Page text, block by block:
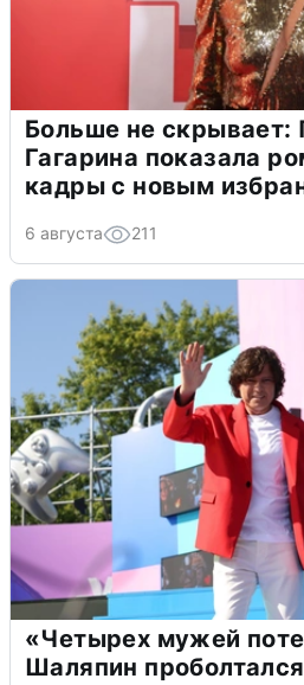
Больше не скрывает:
Гагарина показала
кадры с новым
6 августа 211
«Четырех мужей
Шаляпин